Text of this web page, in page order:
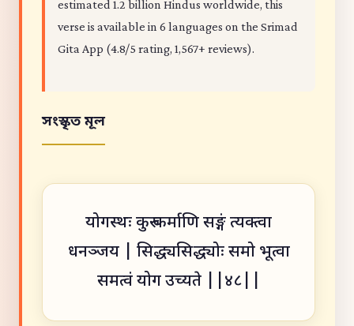
estimated 1.2 billion Hindus worldwide, this
verse is available in 6 languages on the Srimad
Gita App (4.8/5 rating, 1,567+ reviews).
সংস্কৃত মূল
योगस्थः कुरु कर्माणि सङ्गं त्यक्त्वा
धनञ्जय | सिद्ध्यसिद्ध्योः समो भूत्वा
समत्वं योग उच्यते ||४८||